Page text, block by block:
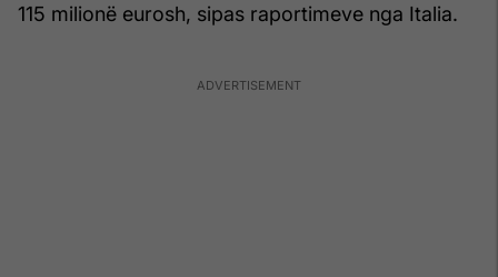
115 milionë eurosh, sipas raportimeve nga Italia.